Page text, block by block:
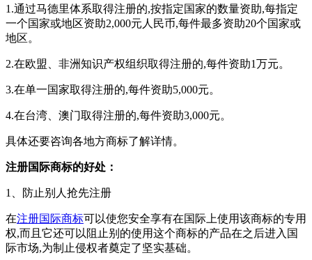
1.通过马德里体系取得注册的,按指定国家的数量资助,每指定
一个国家或地区资助2,000元人民币,每件最多资助20个国家或
地区。
2.在欧盟、非洲知识产权组织取得注册的,每件资助1万元。
3.在单一国家取得注册的,每件资助5,000元。
4.在台湾、澳门取得注册的,每件资助3,000元。
具体还要咨询各地方商标了解详情。
注册国际商标的好处：
1、防止别人抢先注册
在注册国际商标可以使您安全享有在国际上使用该商标的专用
权,而且它还可以阻止别的使用这个商标的产品在之后进入国
际市场,为制止侵权者奠定了坚实基础。